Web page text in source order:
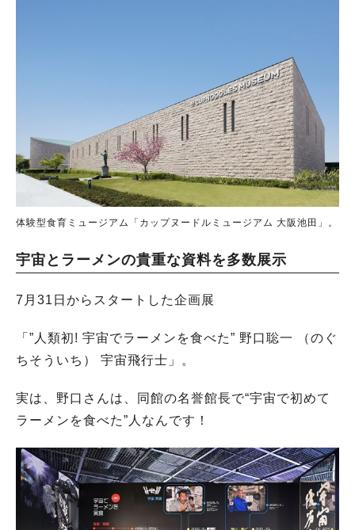
体験型食育ミュージアム「カップヌードルミュージアム 大阪池田」。
宇宙とラーメンの貴重な資料を多数展示
7月31日からスタートした企画展
「”人類初! 宇宙でラーメンを食べた” 野口聡一 （のぐ
ちそういち） 宇宙飛行士」。
実は、野口さんは、同館の名誉館長で“宇宙で初めて
ラーメンを食べた”人なんです！